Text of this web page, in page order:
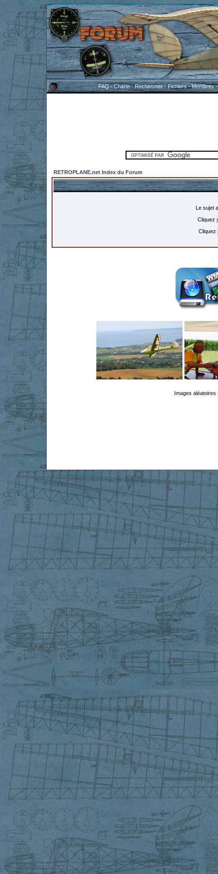
FAQ-Charte-Rechercher-Fichiers-Membres
RETROPLANE.net Index du Forum
Le sujet
Cliquez
Cliquez
Images aléatoires